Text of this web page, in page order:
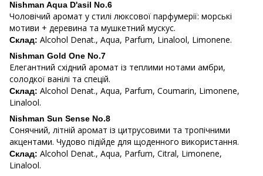
Nishman Aqua D'asil No.6
Чоловічий аромат у стилі люксової парфумерії: морські
мотиви + деревина та мушкетний мускус.
Склад: Alcohol Denat., Aqua, Parfum, Linalool, Limonene.
Nishman Gold One No.7
Елегантний східний аромат із теплими нотами амбри,
солодкої ванілі та спецій.
Склад: Alcohol Denat., Aqua, Parfum, Coumarin, Limonene,
Linalool.
Nishman Sun Sense No.8
Сонячний, літній аромат із цитрусовими та тропічними
акцентами. Чудово підійде для щоденного використання.
Склад: Alcohol Denat., Aqua, Parfum, Citral, Limonene,
Linalool.